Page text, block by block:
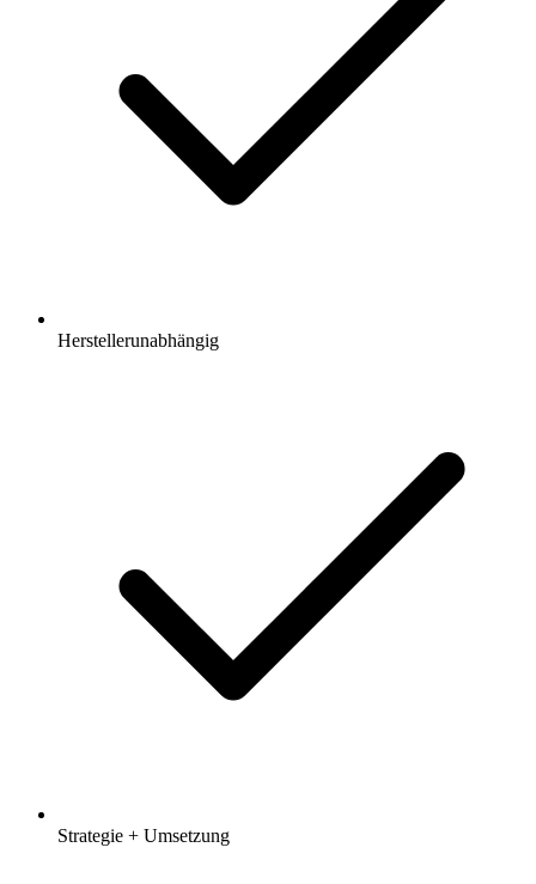
Herstellerunabhängig
Strategie + Umsetzung